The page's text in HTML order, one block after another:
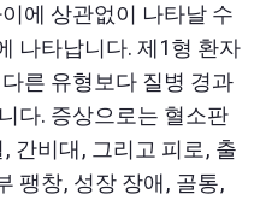
에 상관없이 나타날 수
나타납니다. 제1형 환자
른 유형보다 질병 경과
다. 증상으로는 혈소판
간비대, 그리고 피로, 출
팽창, 성장 장애, 골통,